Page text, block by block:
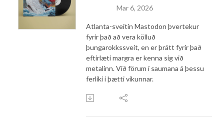
Mar 6, 2026
Atlanta-sveitin Mastodon þvertekur
fyrir það að vera kölluð
þungarokkssveit, en er þrátt fyrir það
eftirlæti margra er kenna sig við
metalinn. Við förum í saumana á þessu
ferlíki í þætti vikunnar.